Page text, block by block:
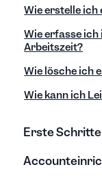
Wie erstelle ich
Wie erfasse
Arbeitszeit?
Wie lösche ich
Wie kann ich
Erste Schritte